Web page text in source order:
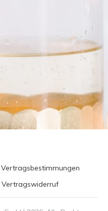
Vertragsbestimmungen
Vertragswiderruf